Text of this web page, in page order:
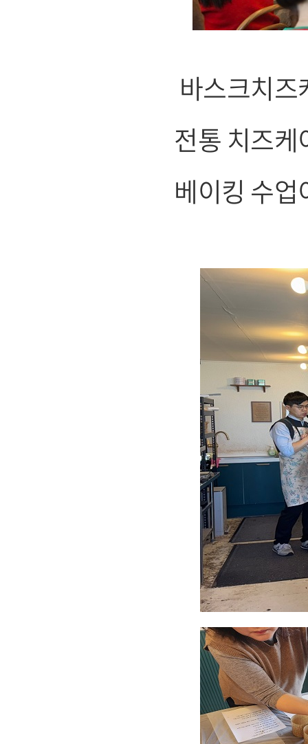
바스크치즈
전통 치즈
베이킹 수